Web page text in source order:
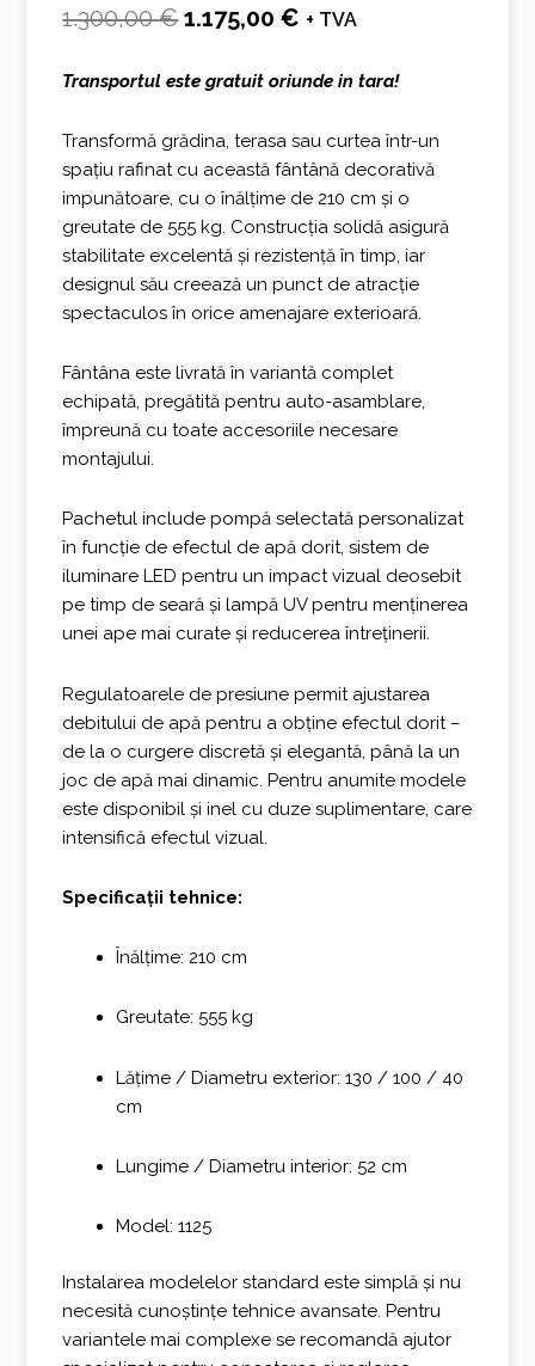
1.300,00€Prețul
a
fost:
1.300,00 €.
1.175,00€ Prețul
este:
1.175,00 €.
+ TVA
Transportul este gratuit oriunde in tara!
Transformă grădina, terasa sau curtea într-un
spațiu rafinat cu această fântână decorativă
impunătoare, cu o înălțime de 210 cm și o
greutate de 555 kg. Construcția solidă asigură
stabilitate excelentă și rezistență în timp, iar
designul său creează un punct de atracție
spectaculos în orice amenajare exterioară.
Fântâna este livrată în variantă complet
echipată, pregătită pentru auto-asamblare,
împreună cu toate accesoriile necesare
montajului.
Pachetul include pompă selectată personalizat
în funcție de efectul de apă dorit, sistem de
iluminare LED pentru un impact vizual deosebit
pe timp de seară și lampă UV pentru menținerea
unei ape mai curate și reducerea întreținerii.
Regulatoarele de presiune permit ajustarea
debitului de apă pentru a obține efectul dorit –
de la o curgere discretă și elegantă, până la un
joc de apă mai dinamic. Pentru anumite modele
este disponibil și inel cu duze suplimentare, care
intensifică efectul vizual.
Specificații tehnice:
Înălțime: 210 cm
Greutate: 555 kg
Lățime / Diametru exterior: 130 / 100 / 40
cm
Lungime / Diametru interior: 52 cm
Model: 1125
Instalarea modelelor standard este simplă și nu
necesită cunoștințe tehnice avansate. Pentru
variantele mai complexe se recomandă ajutor